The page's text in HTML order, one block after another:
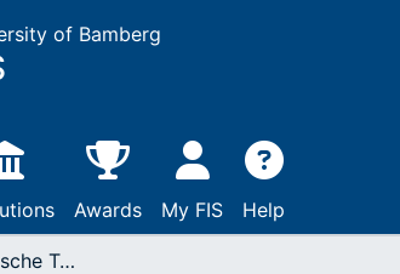
of Bamberg
Awards My FIS Help
Handbuch motorische Tests: sportmotorische Tests, motorische Funktionstests, Fragebogen zur körperlich-sportlichen Aktivität und sportpsychologische Diagnoseverfahren / Klaus Bös. - 2., vollst. überarb. und erw. Aufl.: Göttingen u.a., 2001